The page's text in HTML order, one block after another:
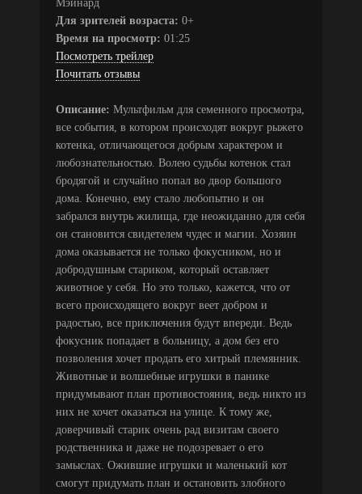
Мэйнард
Для зрителей возраста: 0+
Время на просмотр: 01:25
Посмотреть трейлер
Почитать отзывы
Описание: Мультфильм для семенного просмотра,
все события, в котором происходят вокруг рыжего
котенка, отличающегося добрым характером и
любознательностью. Волею судьбы котенок стал
бродягой и случайно попал во двор большого
дома. Конечно, ему стало любопытно и он
забрался внутрь жилища, где неожиданно для себя
он становится свидетелем чудес и магии. Хозяин
дома оказывается не только фокусником, но и
добродушным стариком, который оставляет
животное у себя. Но это только, кажется, что от
всего происходящего вокруг веет добром и
радостью, все приключения будут впереди. Ведь
фокусник попадает в больницу, а дом без его
позволения хочет продать его хитрый племянник.
Животные и волшебные игрушки в панике
придумывают план противостояния, ведь никто из
них не хочет оказаться на улице. К тому же,
доверчивый старик очень рад визитам своего
родственника и даже не подозревает о его
замыслах. Ожившие игрушки и маленький кот
смогут придумать план и остановить злобного